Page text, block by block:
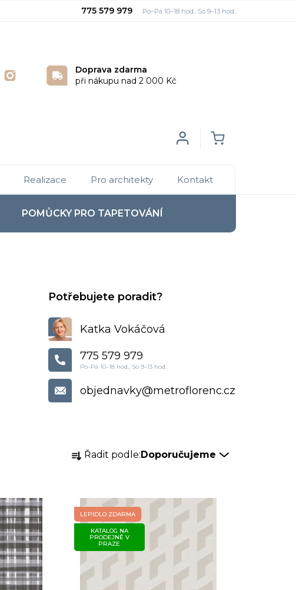
775 579 979
Doprava zdarma
při nákupu nad 2 000 Kč
Login
POMŮCKY PRO TAPETOVÁNÍ
Realizace Pro architekty Kontakt
Katka Vokáčová
objednavky@metroflorenc.cz
775 579 979
a
n
í
r
Řadit podle: Doporučujeme
LEPIDLO ZDARMA
KATALOG NA
PRODEJNĚ V
PRAZE